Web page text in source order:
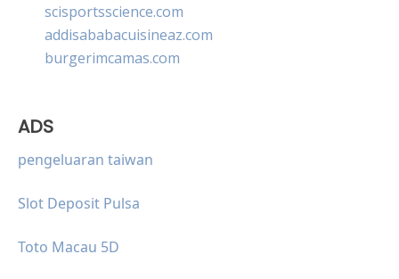
scisportsscience.com
addisababacuisineaz.com
burgerimcamas.com
ADS
pengeluaran taiwan
Slot Deposit Pulsa
Toto Macau 5D